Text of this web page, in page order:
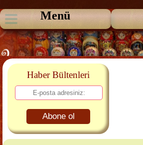
Menü
Haber Bültenleri
Abone ol